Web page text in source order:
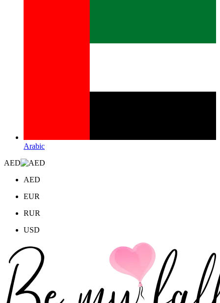
Arabic
AED
AED
EUR
RUR
USD